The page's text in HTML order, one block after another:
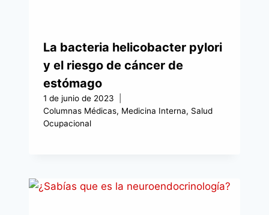
La bacteria helicobacter pylori
y el riesgo de cáncer de
estómago
1 de junio de 2023
Columnas Médicas, Medicina Interna, Salud
Ocupacional